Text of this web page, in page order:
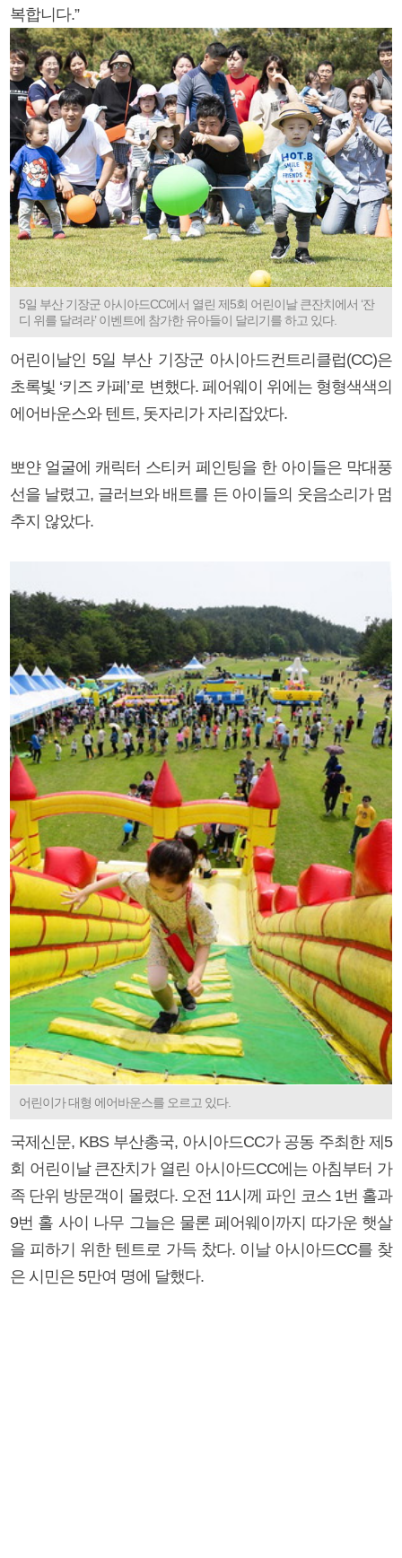
복합니다.”
5일 부산 기장군 아시아드CC에서 열린 제5회 어린이날 큰잔치에서 ‘잔
디 위를 달려라’ 이벤트에 참가한 유아들이 달리기를 하고 있다.
어린이날인 5일 부산 기장군 아시아드컨트리클럽(CC)은
초록빛 ‘키즈 카페’로 변했다. 페어웨이 위에는 형형색색의
에어바운스와 텐트, 돗자리가 자리잡았다.
뽀얀 얼굴에 캐릭터 스티커 페인팅을 한 아이들은 막대풍
선을 날렸고, 글러브와 배트를 든 아이들의 웃음소리가 멈
추지 않았다.
어린이가 대형 에어바운스를 오르고 있다.
국제신문, KBS 부산총국, 아시아드CC가 공동 주최한 제5
회 어린이날 큰잔치가 열린 아시아드CC에는 아침부터 가
족 단위 방문객이 몰렸다. 오전 11시께 파인 코스 1번 홀과
9번 홀 사이 나무 그늘은 물론 페어웨이까지 따가운 햇살
을 피하기 위한 텐트로 가득 찼다. 이날 아시아드CC를 찾
은 시민은 5만여 명에 달했다.